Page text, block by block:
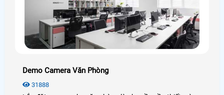
Demo Camera Văn Phòng
31888